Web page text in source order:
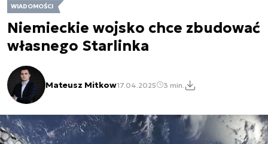
WIADOMOŚCI
Niemieckie wojsko chce zbudować
własnego Starlinka
Mateusz Mitkow17.04.2025 3 min.